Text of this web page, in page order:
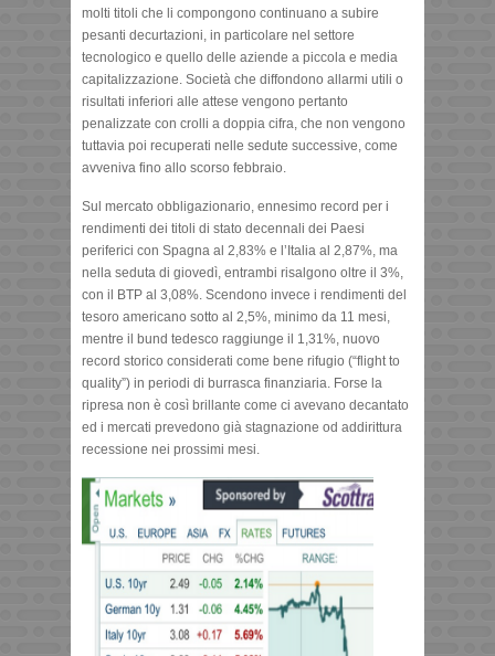
molti titoli che li compongono continuano a subire
pesanti decurtazioni, in particolare nel settore
tecnologico e quello delle aziende a piccola e media
capitalizzazione. Società che diffondono allarmi utili o
risultati inferiori alle attese vengono pertanto
penalizzate con crolli a doppia cifra, che non vengono
tuttavia poi recuperati nelle sedute successive, come
avveniva fino allo scorso febbraio.
Sul mercato obbligazionario, ennesimo record per i
rendimenti dei titoli di stato decennali dei Paesi
periferici con Spagna al 2,83% e l’Italia al 2,87%, ma
nella seduta di giovedì, entrambi risalgono oltre il 3%,
con il BTP al 3,08%. Scendono invece i rendimenti del
tesoro americano sotto al 2,5%, minimo da 11 mesi,
mentre il bund tedesco raggiunge il 1,31%, nuovo
record storico considerati come bene rifugio (“flight to
quality”) in periodi di burrasca finanziaria. Forse la
ripresa non è così brillante come ci avevano decantato
ed i mercati prevedono già stagnazione od addirittura
recessione nei prossimi mesi.